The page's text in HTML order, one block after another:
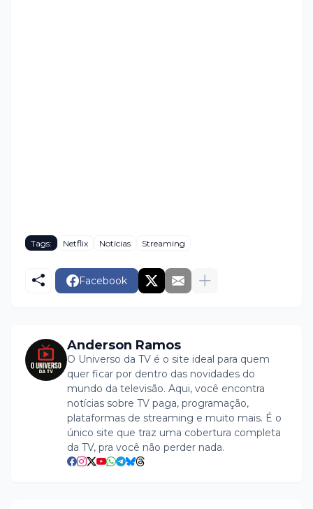
Tags: Netflix Notícias Streaming
Facebook
Anderson Ramos
O Universo da TV é o site ideal para quem
quer ficar por dentro das novidades do
mundo da televisão. Aqui, você encontra
notícias sobre TV paga, programação,
plataformas de streaming e muito mais. É o
único site que traz uma cobertura completa
da TV, pra você não perder nada.